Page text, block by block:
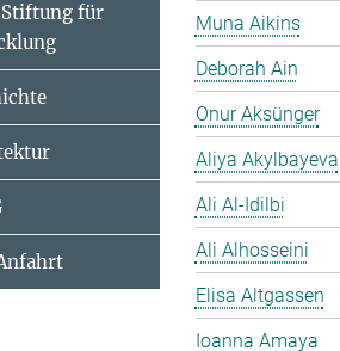
Muna Aikins
Deborah Ain
Onur Aksünger
Aliya Akylbayeva
Ali Al-Idilbi
Ali Alhosseini
Elisa Altgassen
Ioanna Amaya
für